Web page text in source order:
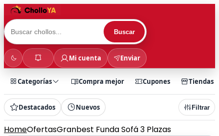
Buscar
Mi cuenta Enviar
Categorías Compra mejor Cupones Tiendas
Destacados Nuevos Filtrar
HomeOfertasGranbest Funda Sofá 3 Plazas